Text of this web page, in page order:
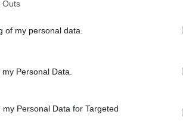
Outs
of my personal data.
Personal Data.
Personal Data for Targeted